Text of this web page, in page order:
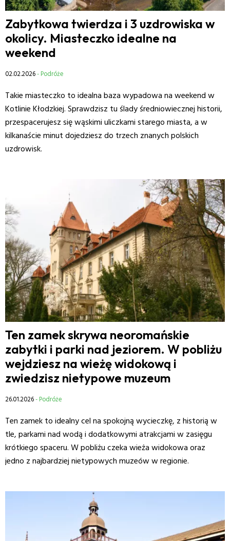
Zabytkowa twierdza i 3 uzdrowiska w
okolicy. Miasteczko idealne na
weekend
02.02.2026- Podróże
Takie miasteczko to idealna baza wypadowa na weekend w
Kotlinie Kłodzkiej. Sprawdzisz tu ślady średniowiecznej historii,
przespacerujesz się wąskimi uliczkami starego miasta, a w
kilkanaście minut dojedziesz do trzech znanych polskich
uzdrowisk.
Ten zamek skrywa neoromańskie
zabytki i parki nad jeziorem. W pobliżu
wejdziesz na wieżę widokową i
zwiedzisz nietypowe muzeum
26.01.2026- Podróże
Ten zamek to idealny cel na spokojną wycieczkę, z historią w
tle, parkami nad wodą i dodatkowymi atrakcjami w zasięgu
krótkiego spaceru. W pobliżu czeka wieża widokowa oraz
jedno z najbardziej nietypowych muzeów w regionie.